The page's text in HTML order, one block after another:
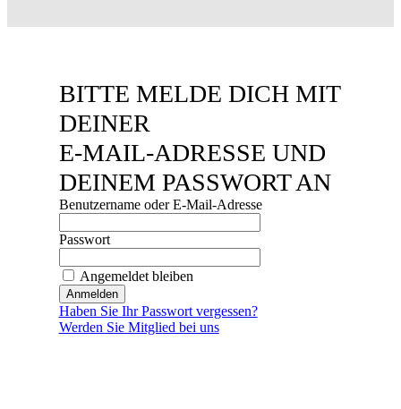
BITTE MELDE DICH MIT
DEINER
E‑MAIL‑ADRESSE UND
DEINEM PASSWORT AN
Benutzername oder E-Mail-Adresse
Passwort
Angemeldet bleiben
Haben Sie Ihr Passwort vergessen?
Werden Sie Mitglied bei uns